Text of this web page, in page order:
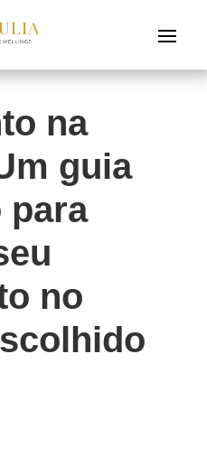
na
guia
para
no